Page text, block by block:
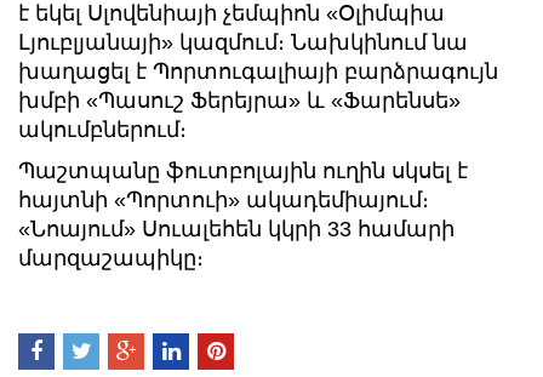
է եկել Սլովենիայի չեմպիոն «Օլիմպիա
Լյուբլյանայի» կազմում։ Նախկինում նա
խաղացել է Պորտուգալիայի բարձրագույն
խմբի «Պասուշ Ֆերեյրա» և «Ֆարենսե»
ակումբներում։
Պաշտպանը ֆուտբոլային ուղին սկսել է
հայտնի «Պորտուի» ակադեմիայում։
«Նոայում» Սուալեհեն կկրի 33 համարի
մարզաշապիկը։